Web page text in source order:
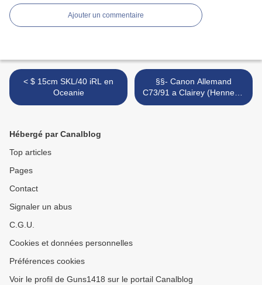
Ajouter un commentaire
< $ 15cm SKL/40 iRL en
Oceanie
§§- Canon Allemand
C73/91 a Clairey (Hennezel
88) dans les Vosges >
Hébergé par Canalblog
Top articles
Pages
Contact
Signaler un abus
C.G.U.
Cookies et données personnelles
Préférences cookies
Voir le profil de Guns1418 sur le portail Canalblog